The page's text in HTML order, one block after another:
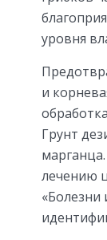
уровня
и
Грунт
лечению
«Болезни